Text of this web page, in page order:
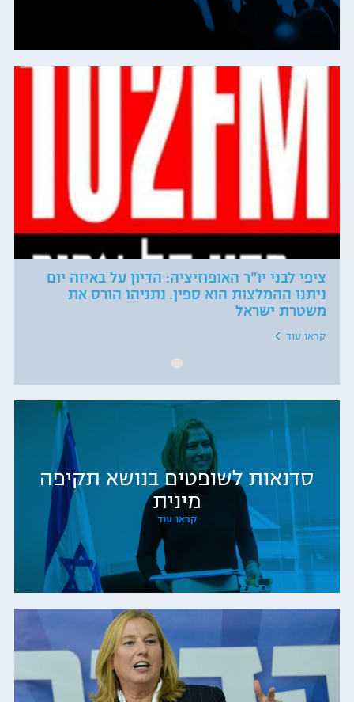
ציפי לבני יו"ר האופוזיציה: הדיון על באיזה יום
ניתנו ההמלצות הוא ספין. נתניהו הורס את
משטרת ישראל
קראו עוד
סדנאות לשופטים בנושא תקיפה
מינית
קראו עוד